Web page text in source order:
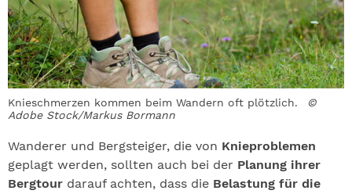
Knieschmerzen kommen beim Wandern oft plötzlich.
©
Adobe Stock/Markus Bormann
Wanderer und Bergsteiger, die von Knieproblemen
geplagt werden, sollten auch bei der Planung ihrer
Bergtour darauf achten, dass die Belastung für die